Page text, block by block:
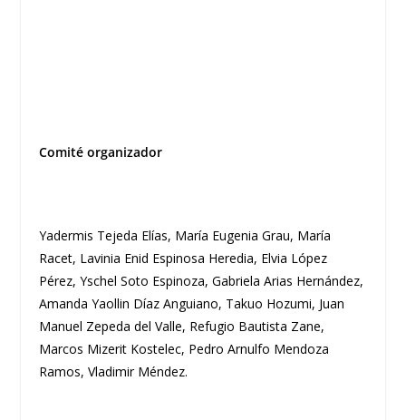
Comité organizador
Yadermis Tejeda Elías, María Eugenia Grau, María
Racet, Lavinia Enid Espinosa Heredia, Elvia López
Pérez, Yschel Soto Espinoza, Gabriela Arias Hernández,
Amanda Yaollin Díaz Anguiano, Takuo Hozumi, Juan
Manuel Zepeda del Valle, Refugio Bautista Zane,
Marcos Mizerit Kostelec, Pedro Arnulfo Mendoza
Ramos, Vladimir Méndez.